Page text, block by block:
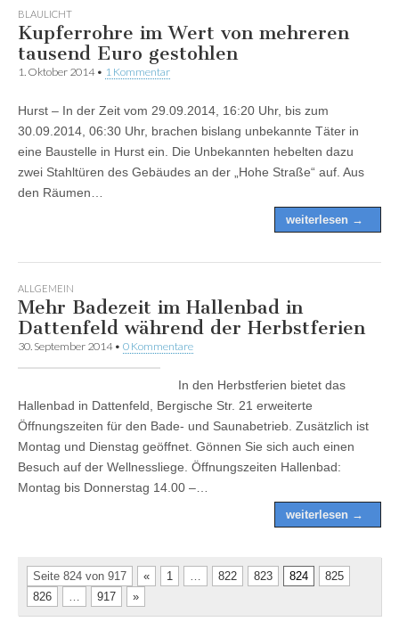
BLAULICHT
Kupferrohre im Wert von mehreren
tausend Euro gestohlen
1. Oktober 2014• 1 Kommentar
Hurst – In der Zeit vom 29.09.2014, 16:20 Uhr, bis zum
30.09.2014, 06:30 Uhr, brachen bislang unbekannte Täter in
eine Baustelle in Hurst ein. Die Unbekannten hebelten dazu
zwei Stahltüren des Gebäudes an der „Hohe Straße“ auf. Aus
den Räumen…
weiterlesen →
ALLGEMEIN
Mehr Badezeit im Hallenbad in
Dattenfeld während der Herbstferien
30. September 2014• 0 Kommentare
In den Herbstferien bietet das
Hallenbad in Dattenfeld, Bergische Str. 21 erweiterte
Öffnungszeiten für den Bade- und Saunabetrieb. Zusätzlich ist
Montag und Dienstag geöffnet. Gönnen Sie sich auch einen
Besuch auf der Wellnessliege. Öffnungszeiten Hallenbad:
Montag bis Donnerstag 14.00 –…
weiterlesen →
Seite 824 von 917 « 1 822 823 824
825
826
917 »